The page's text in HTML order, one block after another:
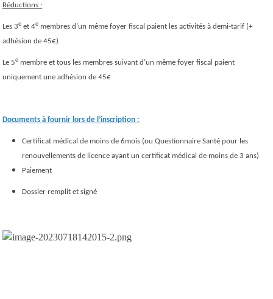
Réductions :
Les 3e et 4e membres d’un même foyer fiscal paient les activités à demi-tarif (+
adhésion de 45€)
Le 5e membre et tous les membres suivant d’un même foyer fiscal paient
uniquement une adhésion de 45€
Documents à fournir lors de l’inscription :
Certificat médical de moins de 6mois (ou Questionnaire Santé pour les
renouvellements de licence ayant un certificat médical de moins de 3 ans)
Paiement
Dossier remplit et signé